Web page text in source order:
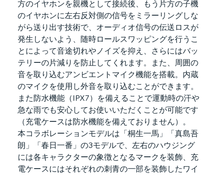
方のイヤホンを親機として接続後、もう片方の子機
のイヤホンに左右反対側の信号をミラーリングしな
がら送り出す技術で、オーディオ信号の伝送ロスが
発生しないよう、随時ロールスワッピングを行うこ
とによって音途切れやノイズを抑え、さらにはバッ
テリーの片減りを防止してくれます。また、周囲の
音を取り込むアンビエントマイク機能を搭載。内蔵
のマイクを使用し外音を取り込むことができます。
また防水機能（IPX7）を備えることで運動時の汗や
急な雨でも安心してお使いいただくことが可能です
（充電ケースは防水機能を備えておりません）。
本コラボレーションモデルは「桐生一馬」「真島吾
朗」「春日一番」の3モデルで、左右のハウジング
には各キャラクターの象徴となるマークを装飾、充
電ケースにはそれぞれの刺青の一部を装飾したワイ